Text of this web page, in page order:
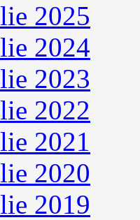
2025
2024
2023
2022
2021
2020
2019